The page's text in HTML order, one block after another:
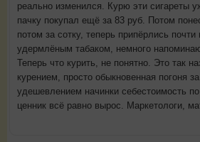
реально изменился. Курю эти сигареты
пачку покупал ещё за 83 руб. Потом
потом за сотку, теперь припёрлись
удермлёным табаком, немного
Теперь что курить, не понятно. Это так
курением, просто обыкновенная погоня
удешевлением начинки себестоимость
ценник всё равно вырос. Маркетологи,